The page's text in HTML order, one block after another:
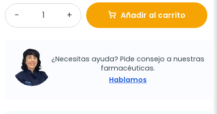
Añadir al carrito
¿Necesitas ayuda? Pide consejo a nuestras
farmacéuticas.
Hablamos